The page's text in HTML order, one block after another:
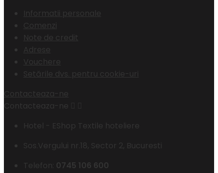
Informatii personale
Comenzi
Note de credit
Adrese
Vouchere
Setările dvs. pentru cookie-uri
Contacteaza-ne
Contacteaza-ne
Hotel - EShop Textile hoteliere
Sos.Vergului nr.18, Sector 2, Bucuresti
Telefon: 0745 106 600